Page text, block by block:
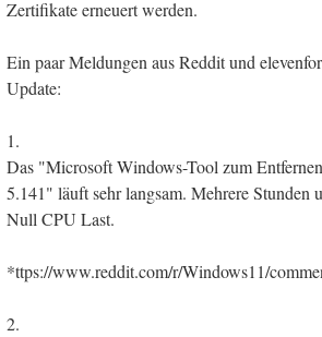
Zertifikate erneuert werden.
Ein paar Meldungen aus Reddit und
Update:
1.
Das "Microsoft Windows-Tool zum
5.141" läuft sehr langsam. Mehrere Stunden
Null CPU Last.
*ttps://www.reddit.com/r/Windows11/
2.